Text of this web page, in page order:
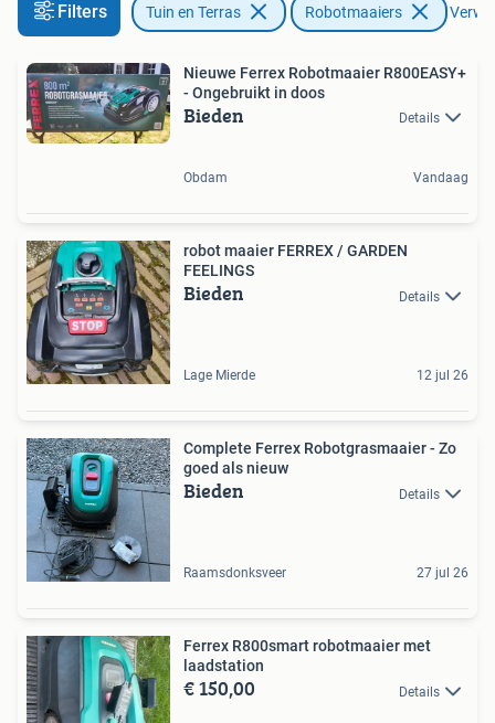
Filters Tuin en Terras Robotmaaiers
Nieuwe Ferrex Robotmaaier R800EASY+
- Ongebruikt in doos
Bieden Details
Obdam Vandaag
robot maaier FERREX / GARDEN
FEELINGS
Bieden Details
Lage Mierde 12 jul 26
Complete Ferrex Robotgrasmaaier - Zo
goed als nieuw
Bieden Details
Raamsdonksveer 27 jul 26
Ferrex R800smart robotmaaier met
laadstation
€ 150,00 Details